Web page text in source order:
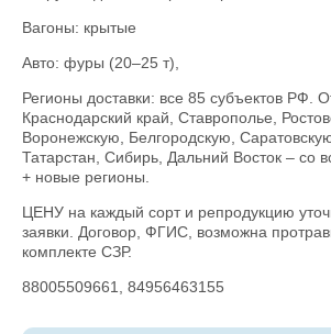
Вагоны: крытые
Авто: фуры (20–25 т),
Регионы доставки: все 85 субъектов РФ.
Краснодарский край, Ставрополье,
Воронежскую, Белгородскую,
Татарстан, Сибирь, Дальний Восток – со
+ новые регионы.
ЦЕНУ на каждый сорт и репродукцию
заявки. Договор, ФГИС, возможна
комплекте СЗР.
88005509661, 84956463155